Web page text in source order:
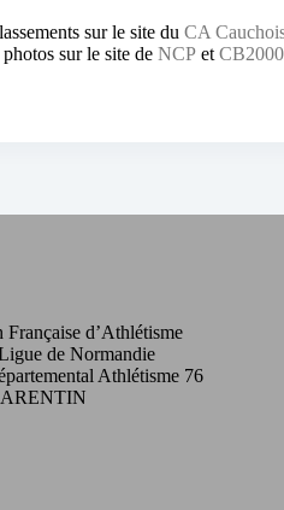
sur le site du CA
sur le site de NCP et CB2000
Française d’Athlétisme
de Normandie
Athlétisme 76